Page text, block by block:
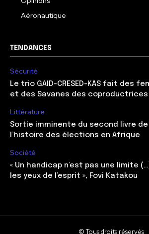
Aéronautique
TENDANCES
Sécurité
Le trio GAID-CRESED-KAS fait des
et des Savanes des
Littérature
Sortie imminente du second livre de
l’histoire des élections en Afrique
Société
« Un handicap n’est pas une limite
les yeux de l’esprit », Fovi Katakou
© Tous droits réservés